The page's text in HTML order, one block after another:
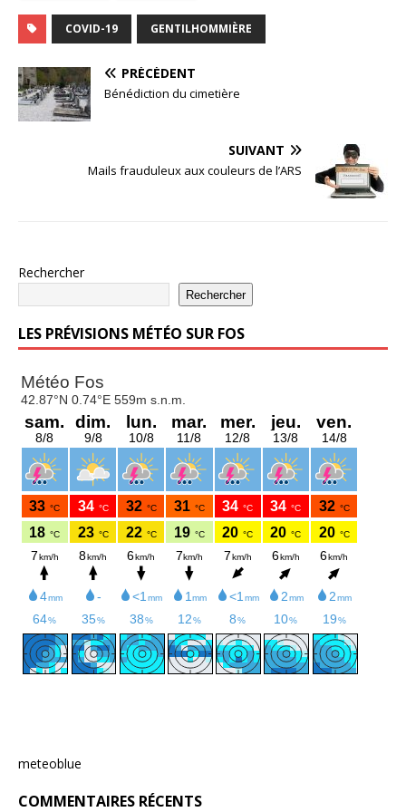
COVID-19 GENTILHOMMIÈRE
PRÉCÉDENT
Bénédiction du cimetière
SUIVANT
Mails frauduleux aux couleurs de l’ARS
Rechercher
Rechercher
LES PRÉVISIONS MÉTÉO SUR FOS
meteoblue
COMMENTAIRES RÉCENTS